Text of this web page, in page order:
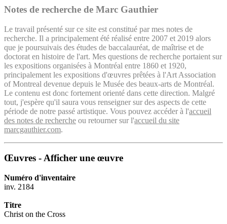
Notes de recherche de Marc Gauthier
Le travail présenté sur ce site est constitué par mes notes de
recherche. Il a principalement été réalisé entre 2007 et 2019 alors
que je poursuivais des études de baccalauréat, de maîtrise et de
doctorat en histoire de l'art. Mes questions de recherche portaient sur
les expositions organisées à Montréal entre 1860 et 1920,
principalement les expositions d'œuvres prêtées à l'Art Association
of Montreal devenue depuis le Musée des beaux-arts de Montréal.
Le contenu est donc fortement orienté dans cette direction. Malgré
tout, j'espère qu'il saura vous renseigner sur des aspects de cette
période de notre passé artistique. Vous pouvez accéder à l'accueil
des notes de recherche ou retourner sur l'accueil du site
marcgauthier.com.
Œuvres - Afficher une œuvre
Numéro d'inventaire
inv. 2184
Titre
Christ on the Cross